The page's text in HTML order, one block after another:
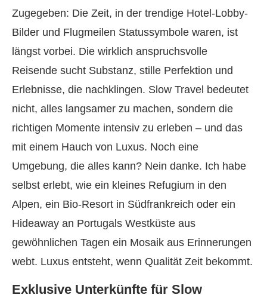
Zugegeben: Die Zeit, in der trendige Hotel-Lobby-
Bilder und Flugmeilen Statussymbole waren, ist
längst vorbei. Die wirklich anspruchsvolle
Reisende sucht Substanz, stille Perfektion und
Erlebnisse, die nachklingen. Slow Travel bedeutet
nicht, alles langsamer zu machen, sondern die
richtigen Momente intensiv zu erleben – und das
mit einem Hauch von Luxus. Noch eine
Umgebung, die alles kann? Nein danke. Ich habe
selbst erlebt, wie ein kleines Refugium in den
Alpen, ein Bio-Resort in Südfrankreich oder ein
Hideaway an Portugals Westküste aus
gewöhnlichen Tagen ein Mosaik aus Erinnerungen
webt. Luxus entsteht, wenn Qualität Zeit bekommt.
Exklusive Unterkünfte für Slow